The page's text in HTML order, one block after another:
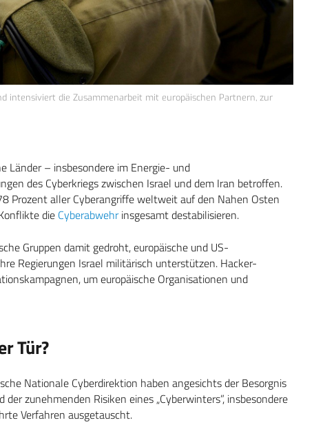
intensiviert die Zusammenarbeit mit europäischen Partnern, zur
Länder – insbesondere im Energie- und
des Cyberkriegs zwischen Israel und dem Iran betroffen.
Prozent aller Cyberangriffe weltweit auf den Nahen Osten
die Cyberabwehrinsgesamt destabilisieren.
Gruppen damit gedroht, europäische und US-
Regierungen Israel militärisch unterstützen. Hacker-
um europäische Organisationen und
Tür?
Nationale Cyberdirektion haben angesichts der Besorgnis
zunehmenden Risiken eines „Cyberwinters”, insbesondere
Verfahren ausgetauscht.